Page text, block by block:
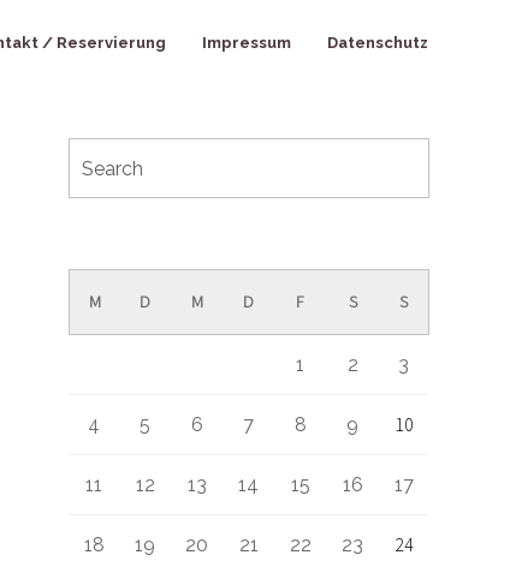
/ Reservierung Impressum Datenschutz
M D M D F S S
1 2 3
4 5 6 7 8 9 10
11 12 13 14 15 16 17
18 19 20 21 22 23 24